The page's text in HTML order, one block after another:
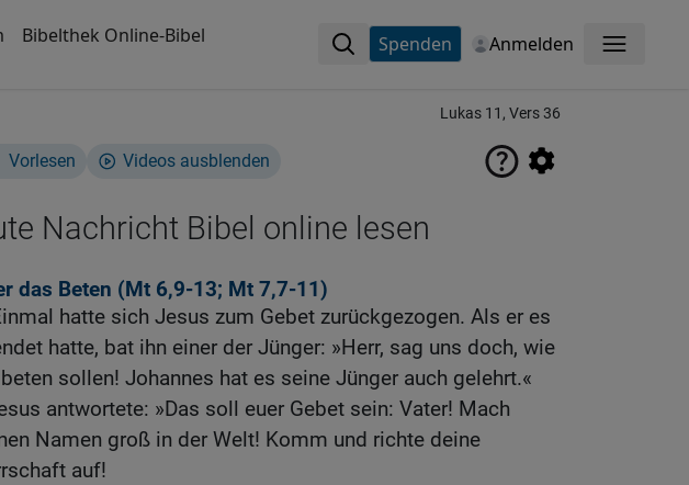
Bibelthek Online-Bibel Spenden Anmelden Menü
Lukas 11, Vers 36
Vorlesen Videos ausblenden
Nachricht Bibel online lesen
das Beten (Mt 6,9-13; Mt 7,7-11)
hatte sich Jesus zum Gebet zurückgezogen. Als er es
hatte, bat ihn einer der Jünger: »Herr, sag uns doch, wie
sollen! Johannes hat es seine Jünger auch gelehrt.«
antwortete: »Das soll euer Gebet sein: Vater! Mach
Namen groß in der Welt! Komm und richte deine
auf!